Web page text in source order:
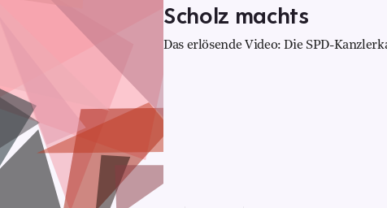
Scholz machts
Das erlösende Video: Die SPD-